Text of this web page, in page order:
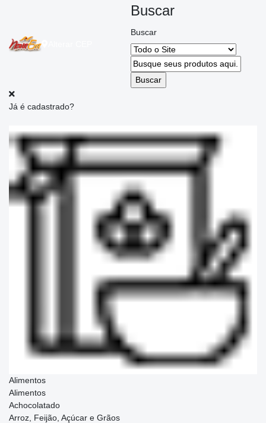
Buscar
Buscar
Já é cadastrado?
Alimentos
Alimentos
Achocolatado
Arroz, Feijão, Açúcar e Grãos